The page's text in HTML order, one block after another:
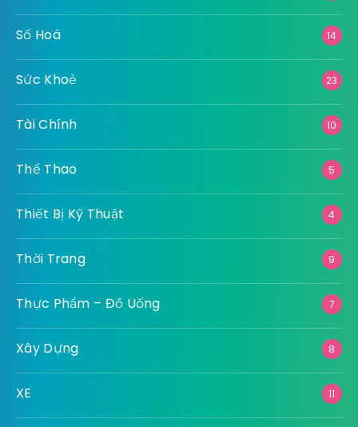
Số Hoá 14
Sức Khoẻ 23
Tài Chính 10
Thể Thao 5
Thiết Bị Kỹ Thuật 4
Thời Trang 9
Thực Phẩm – Đồ Uống 7
Xây Dựng 8
XE 11